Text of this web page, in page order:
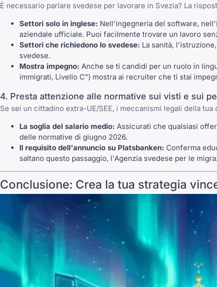
È necessario parlare svedese per lavorare in Svezia? La
Settori solo in inglese: Nell'ingegneria del software,
aziendale ufficiale. Puoi facilmente trovare un lavoro
Settori che richiedono lo svedese: La sanità,
svedese.
Mostra impegno: Anche se ti candidi per un ruolo in
immigrati, Livello C") mostra ai recruiter che ti stai
4. Presta attenzione alle normative sui visti e sui
Se sei un cittadino extra-UE/SEE, i meccanismi legali della
La soglia del salario medio: Assicurati che qualsiasi
delle normative di giugno 2026.
Il requisito dell'annuncio su Platsbanken: Conferma
saltano questo passaggio, l'Agenzia svedese per le
Conclusione: Crea la tua strategia